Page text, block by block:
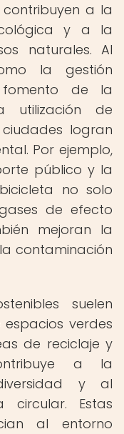
a la
y a la
naturales. Al
la gestión
de la
utilización de
logran
Por ejemplo,
público y la
no solo
de efecto
mejoran la
contaminación
suelen
verdes
de reciclaje y
a la
y al
Estas
al entorno